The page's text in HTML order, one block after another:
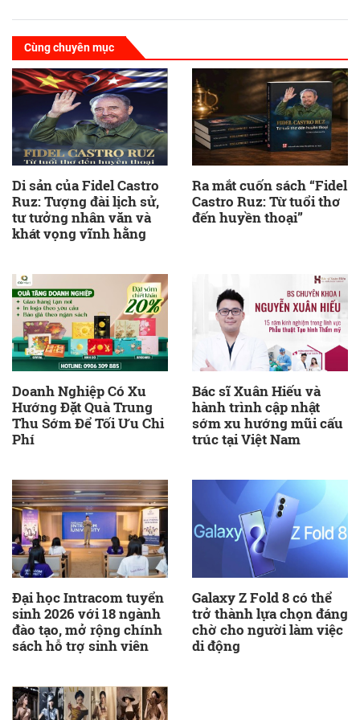
Cùng chuyên mục
Di sản của Fidel Castro
Ruz: Tượng đài lịch sử,
tư tưởng nhân văn và
khát vọng vĩnh hằng
Ra mắt cuốn sách “Fidel
Castro Ruz: Từ tuổi thơ
đến huyền thoại”
Doanh Nghiệp Có Xu
Hướng Đặt Quà Trung
Thu Sớm Để Tối Ưu Chi
Phí
Bác sĩ Xuân Hiếu và
hành trình cập nhật
sớm xu hướng mũi cấu
trúc tại Việt Nam
Đại học Intracom tuyển
sinh 2026 với 18 ngành
đào tạo, mở rộng chính
sách hỗ trợ sinh viên
Galaxy Z Fold 8 có thể
trở thành lựa chọn đáng
chờ cho người làm việc
di động